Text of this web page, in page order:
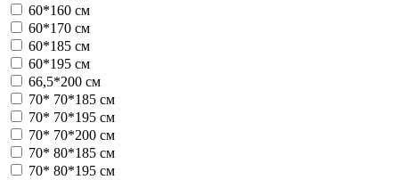
60*160 см
60*170 см
60*185 см
60*195 см
66,5*200 см
70* 70*185 см
70* 70*195 см
70* 70*200 см
70* 80*185 см
70* 80*195 см